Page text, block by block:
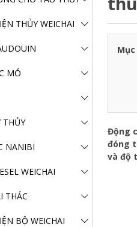
THỦY WEICHAI
MỎ
THỦY
NANIBI
WEICHAI
THÁC
BỘ WEICHAI
Động
đóng
và độ